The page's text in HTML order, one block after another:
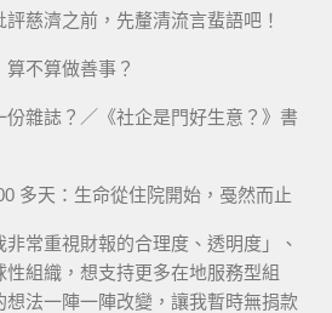
慈濟之前，先釐清流言蜚語吧！
不算做善事？
份雜誌？／《社企是門好生意？》書
多天：生命從住院開始，戞然而止
非常重視財報的合理度、透明度」、
性組織，想支持更多在地服務型組
法一陣一陣改變，讓我暫時無捐款